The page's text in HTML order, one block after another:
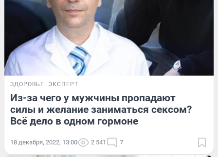
ЗДОРОВЬЕ ЭКСПЕРТ
Из-за чего у мужчины пропадают
силы и желание заниматься сексом?
Всё дело в одном гормоне
18 декабря, 2022, 13:00 2 541 7